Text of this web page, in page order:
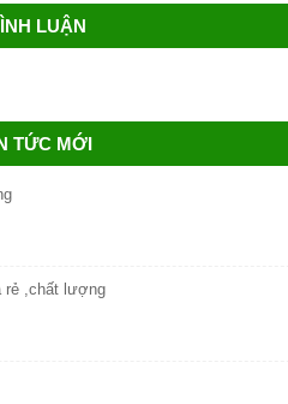
LUẬN
TỨC MỚI
rẻ ,chất lượng